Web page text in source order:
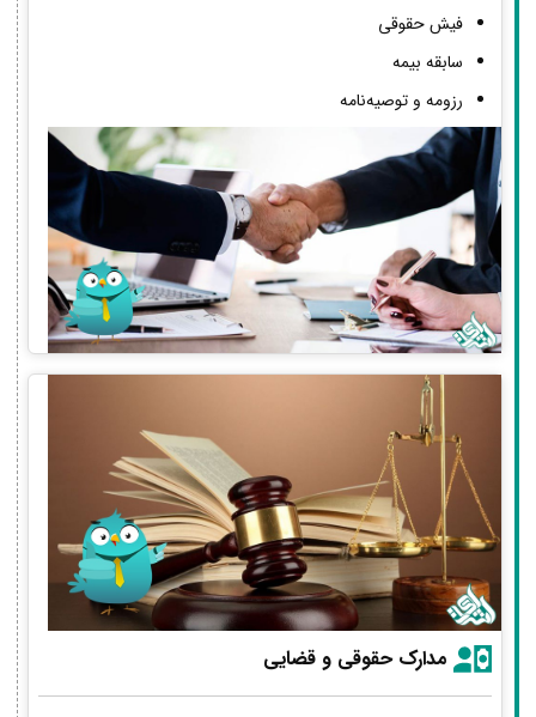
فیش حقوقی
سابقه بیمه
رزومه و توصیه‌نامه
مدارک حقوقی و قضایی